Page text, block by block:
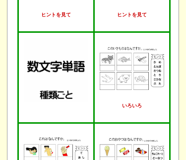
ヒントを見て ヒントを見て
いろいろ